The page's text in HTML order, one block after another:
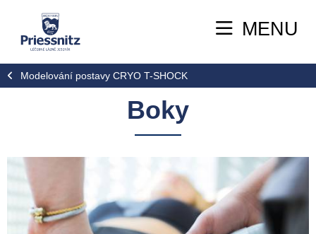
MENU
Modelování postavy CRYO T-SHOCK
Boky